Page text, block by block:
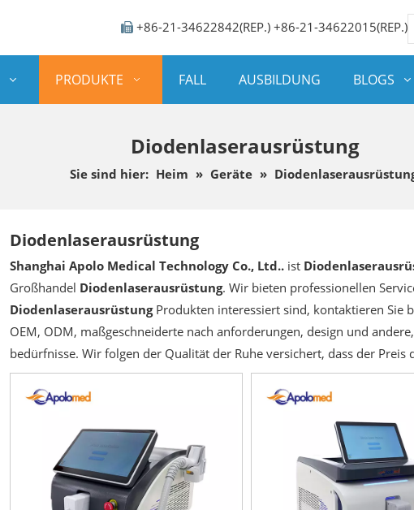
 +86-21-34622842(REP.) +86-21-34622015(REP.)
PRODUKTE FALL AUSBILDUNG BLOGS
Diodenlaserausrüstung
Sie sind hier: Heim » Geräte »
Diodenlaserausrüstung
Shanghai Apolo Medical Technology Co., Ltd.. ist
Großhandel Diodenlaserausrüstung. Wir bieten professionellen
DiodenlaserausrüstungProdukten interessiert sind, kontaktieren Sie
OEM, ODM, maßgeschneiderte nach anforderungen, design und
bedürfnisse. Wir folgen der Qualität der Ruhe versichert, dass der Preis